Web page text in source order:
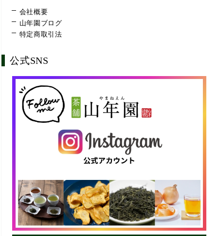
会社概要
山年園ブログ
特定商取引法
公式SNS